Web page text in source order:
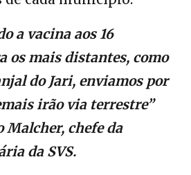
a vacina aos 16
os mais distantes, como
do Jari, enviamos por
irão via terrestre”
chefe da
da SVS.